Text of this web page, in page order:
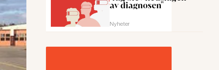
av diagnosen"
Nyheter